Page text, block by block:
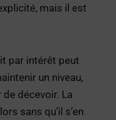
mais il est
par intérêt peut
un niveau,
décevoir. La
sans qu’il s’en